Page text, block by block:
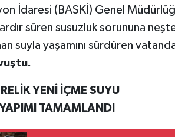
İdaresi (BASKİ) Genel
süren susuzluk sorununa
suyla yaşamını sürdüren
YENİ İÇME SUYU
TAMAMLANDI